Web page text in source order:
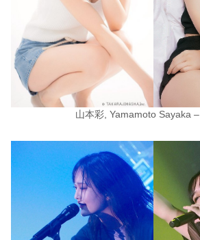
山本彩, Yamamoto Sayaka –